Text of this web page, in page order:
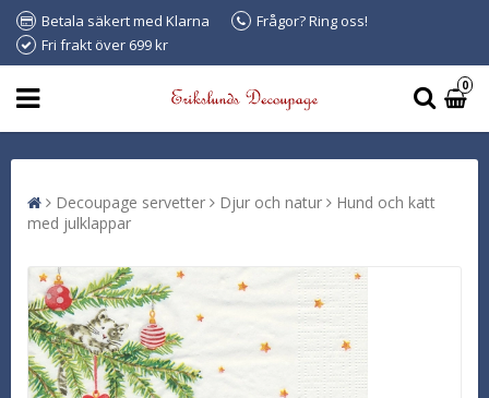
Betala säkert med Klarna
Frågor? Ring oss!
Fri frakt över 699 kr
0
Decoupage servetter Djur och natur
Hund och katt
med julklappar